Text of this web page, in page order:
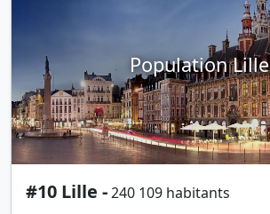
Population Lille
#10 Lille -240 109 habitants